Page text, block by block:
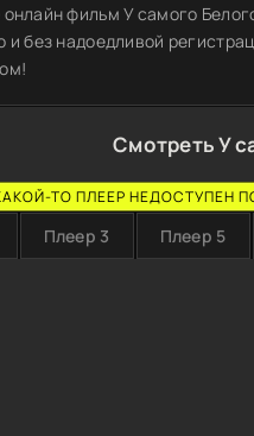
фильм У самого
и без надоедливой
Смотреть У
ТО ПЛЕЕР НЕДОСТУПЕН
Плеер 3 Плеер 5